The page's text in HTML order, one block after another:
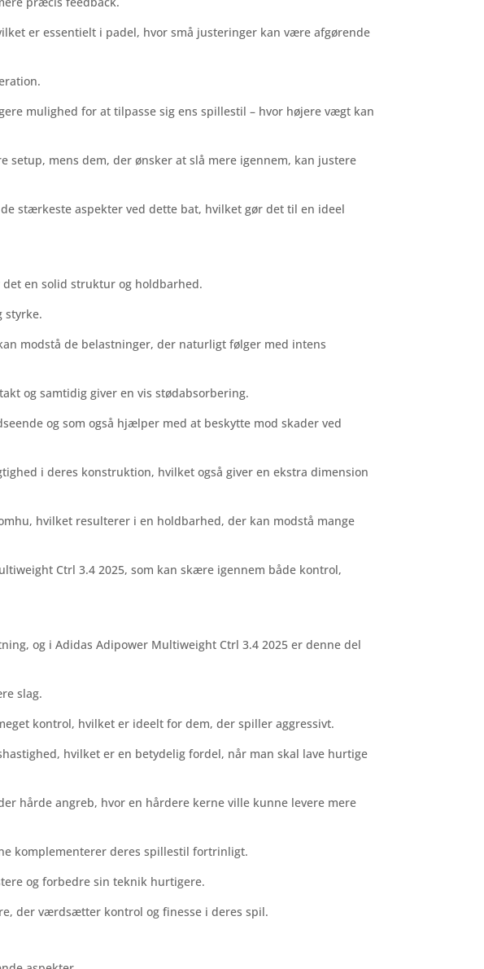
er essentielt i padel, hvor små justeringer kan være afgørende
mulighed for at tilpasse sig ens spillestil – hvor højere vægt kan
mens dem, der ønsker at slå mere igennem, kan justere
stærkeste aspekter ved dette bat, hvilket gør det til en ideel
en solid struktur og holdbarhed.
styrke.
modstå de belastninger, der naturligt følger med intens
og samtidig giver en vis stødabsorbering.
og som også hjælper med at beskytte mod skader ved
i deres konstruktion, hvilket også giver en ekstra dimension
hvilket resulterer i en holdbarhed, der kan modstå mange
Ctrl 3.4 2025, som kan skære igennem både kontrol,
og i Adidas Adipower Multiweight Ctrl 3.4 2025 er denne del
slag.
kontrol, hvilket er ideelt for dem, der spiller aggressivt.
hvilket er en betydelig fordel, når man skal lave hurtige
hårde angreb, hvor en hårdere kerne ville kunne levere mere
komplementerer deres spillestil fortrinligt.
og forbedre sin teknik hurtigere.
der værdsætter kontrol og finesse i deres spil.